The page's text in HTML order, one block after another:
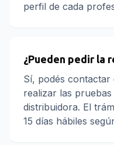
perfil de cada
¿Pueden pedir la
Sí, podés contactar
realizar las
distribuidora. El
15 días hábiles